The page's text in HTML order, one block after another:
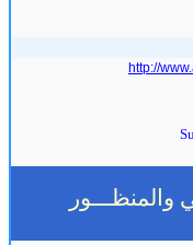
http://
والمنظـــور